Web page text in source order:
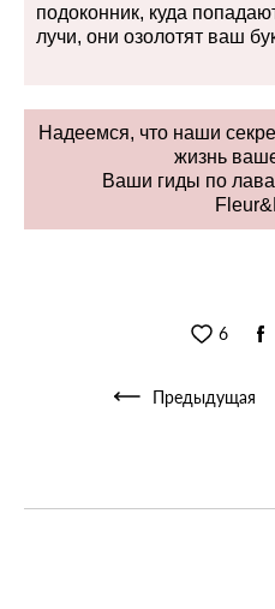
подоконник, куда
лучи, они озолотят ваш
Надеемся, что наши
жизнь
Ваши гиды по
6
Предыдущая